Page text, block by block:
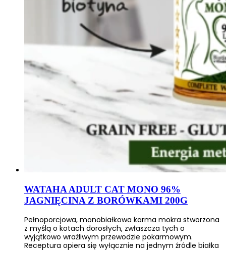
WATAHA ADULT CAT MONO 96%
JAGNIĘCINA Z BORÓWKAMI 200G
Pełnoporcjowa, monobiałkowa karma mokra stworzona
z myślą o kotach dorosłych, zwłaszcza tych o
wyjątkowo wrażliwym przewodzie pokarmowym.
Receptura opiera się wyłącznie na jednym źródle białka